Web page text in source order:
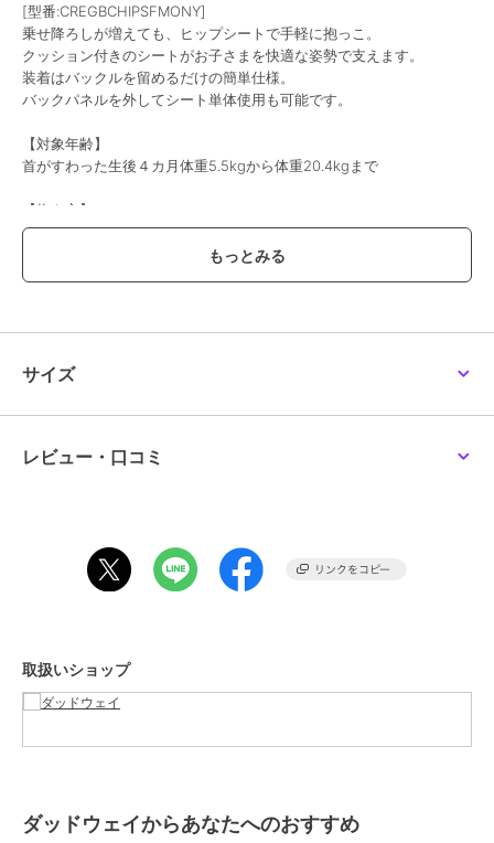
[型番:CREGBCHIPSFMONY]
乗せ降ろしが増えても、ヒップシートで手軽に抱っこ。
クッション付きのシートがお子さまを快適な姿勢で支えます。
装着はバックルを留めるだけの簡単仕様。
バックパネルを外してシート単体使用も可能です。
【対象年齢】
首がすわった生後４カ月体重5.5kgから体重20.4kgまで
【抱き方】
１対面抱き ２前向き抱き ３おんぶ ４ヒップシート単体
【抱き方別対象月齢】
ヒップシート単体 腰がすわった6カ月から48カ月（体重20.4kg）ま
で
な設計。着脱テープがないため、大きな音を立てず簡単に付け外し可
能。お子さまが眠った後の抱きおろしもスムーズです。
■あると嬉しい機能がたくさん バックパネルには日よけフードを内
蔵。定番モデルの「OMNI Breeze（オムニブリーズ）」でもご好評い
時の様々なシーンで大活躍。
サイズ
レビュー・口コミ
取扱いショップ
ダッドウェイからあなたへのおすすめ